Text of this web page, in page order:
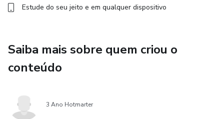
Estude do seu jeito e em qualquer dispositivo
Saiba mais sobre quem criou o
conteúdo
3 Ano Hotmarter